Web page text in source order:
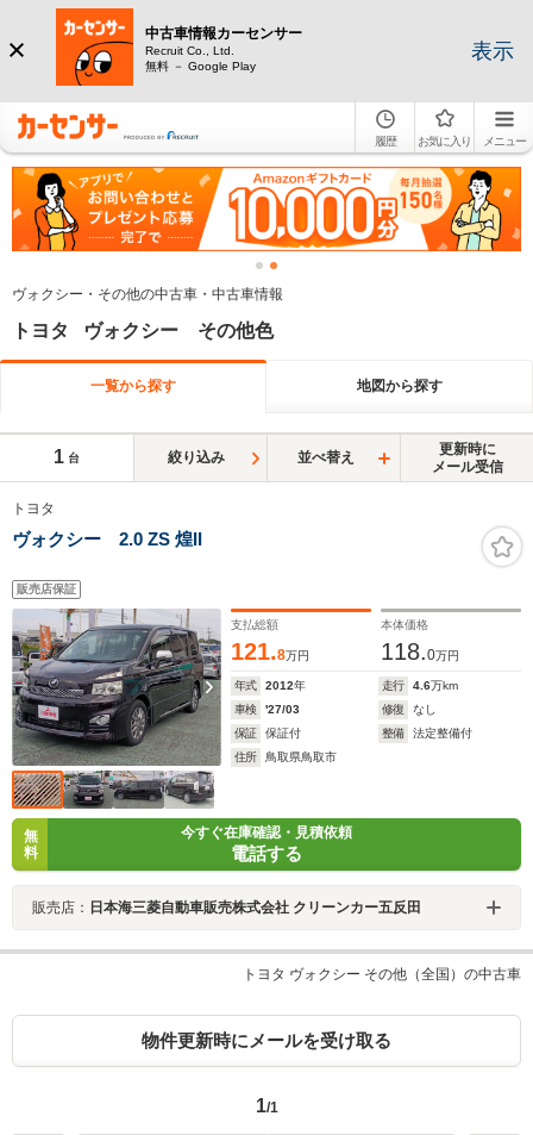
中古車情報カーセンサー
Recruit Co., Ltd.
無料 － Google Play
表示
履歴 お気に入り メニュー
ヴォクシー・その他の中古車・中古車情報
トヨタ ヴォクシー その他色
一覧から探す 地図から探す
1 台 絞り込み 並べ替え
更新時に
メール受信
トヨタ
ヴォクシー 2.0 ZS 煌II
販売店保証
支払総額
121.8万円
本体価格
118.0万円
年式 2012年 走行 4.6万km
車検
'27/03 修復
なし
保証
保証付 整備
法定整備付
住所
鳥取県鳥取市
無
料
今すぐ在庫確認・見積依頼
電話する
販売店： 日本海三菱自動車販売株式会社 クリーンカー五反田
トヨタ ヴォクシー その他（全国）の中古車
物件更新時にメールを受け取る
1/1